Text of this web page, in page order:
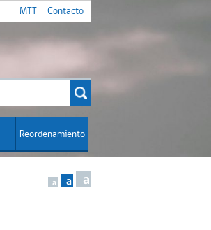
MTT Contacto
Reordenamiento
a a a